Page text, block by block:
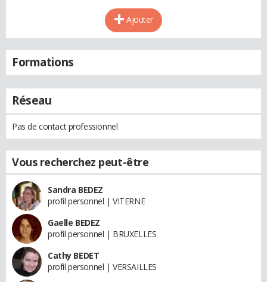
Ajouter
Formations
Réseau
Pas de contact professionnel
Vous recherchez peut-être
Sandra BEDEZ
profil personnel | VITERNE
Gaelle BEDEZ
profil personnel | BRUXELLES
Cathy BEDET
profil personnel | VERSAILLES